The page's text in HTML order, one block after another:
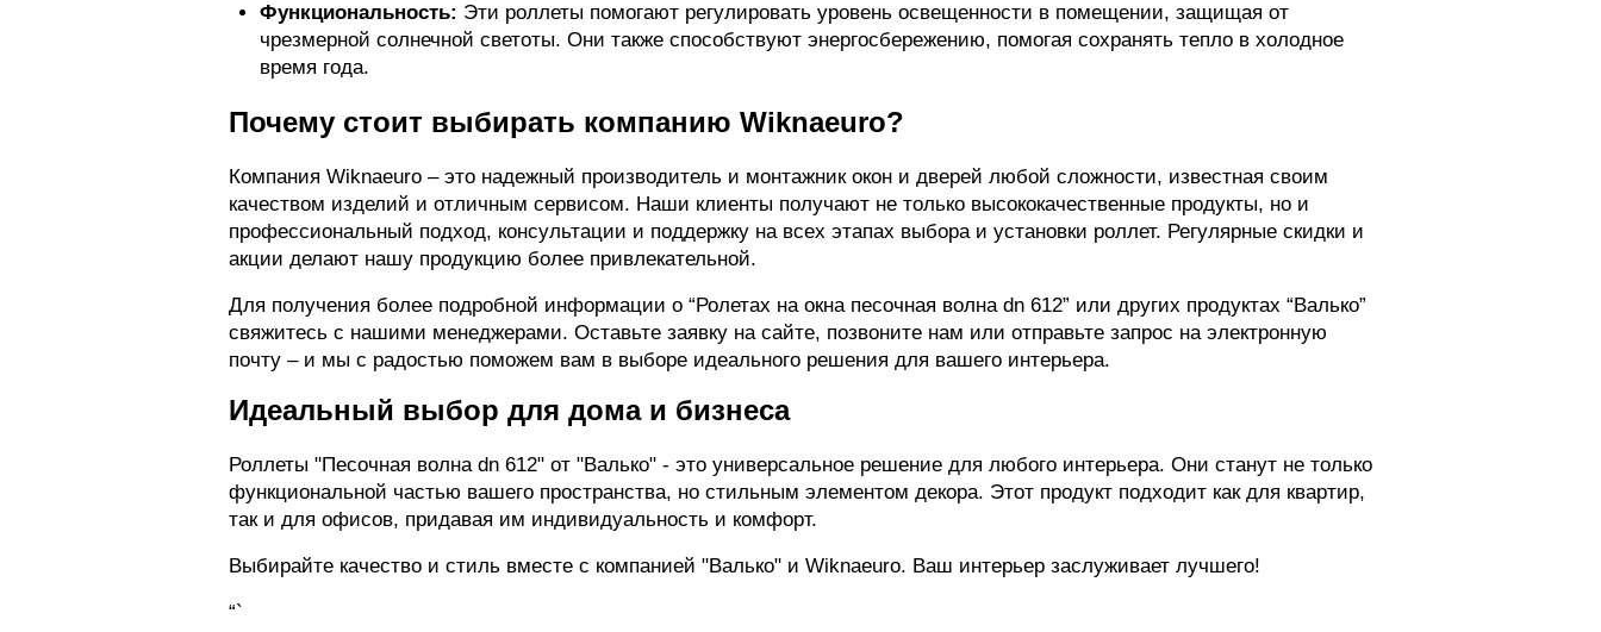
Функциональность: Эти роллеты помогают регулировать уровень освещенности в помещении, защищая от
чрезмерной солнечной светоты. Они также способствуют энергосбережению, помогая сохранять тепло в холодное
время года.
Почему стоит выбирать компанию Wiknaeuro?
Компания Wiknaeuro – это надежный производитель и монтажник окон и дверей любой сложности, известная своим
качеством изделий и отличным сервисом. Наши клиенты получают не только высококачественные продукты, но и
профессиональный подход, консультации и поддержку на всех этапах выбора и установки роллет. Регулярные скидки и
акции делают нашу продукцию более привлекательной.
Для получения более подробной информации о “Ролетах на окна песочная волна dn 612” или других продуктах “Валько”
свяжитесь с нашими менеджерами. Оставьте заявку на сайте, позвоните нам или отправьте запрос на электронную
почту – и мы с радостью поможем вам в выборе идеального решения для вашего интерьера.
Идеальный выбор для дома и бизнеса
Роллеты "Песочная волна dn 612" от "Валько" - это универсальное решение для любого интерьера. Они станут не только
функциональной частью вашего пространства, но стильным элементом декора. Этот продукт подходит как для квартир,
так и для офисов, придавая им индивидуальность и комфорт.
Выбирайте качество и стиль вместе с компанией "Валько" и Wiknaeuro. Ваш интерьер заслуживает лучшего!
“`